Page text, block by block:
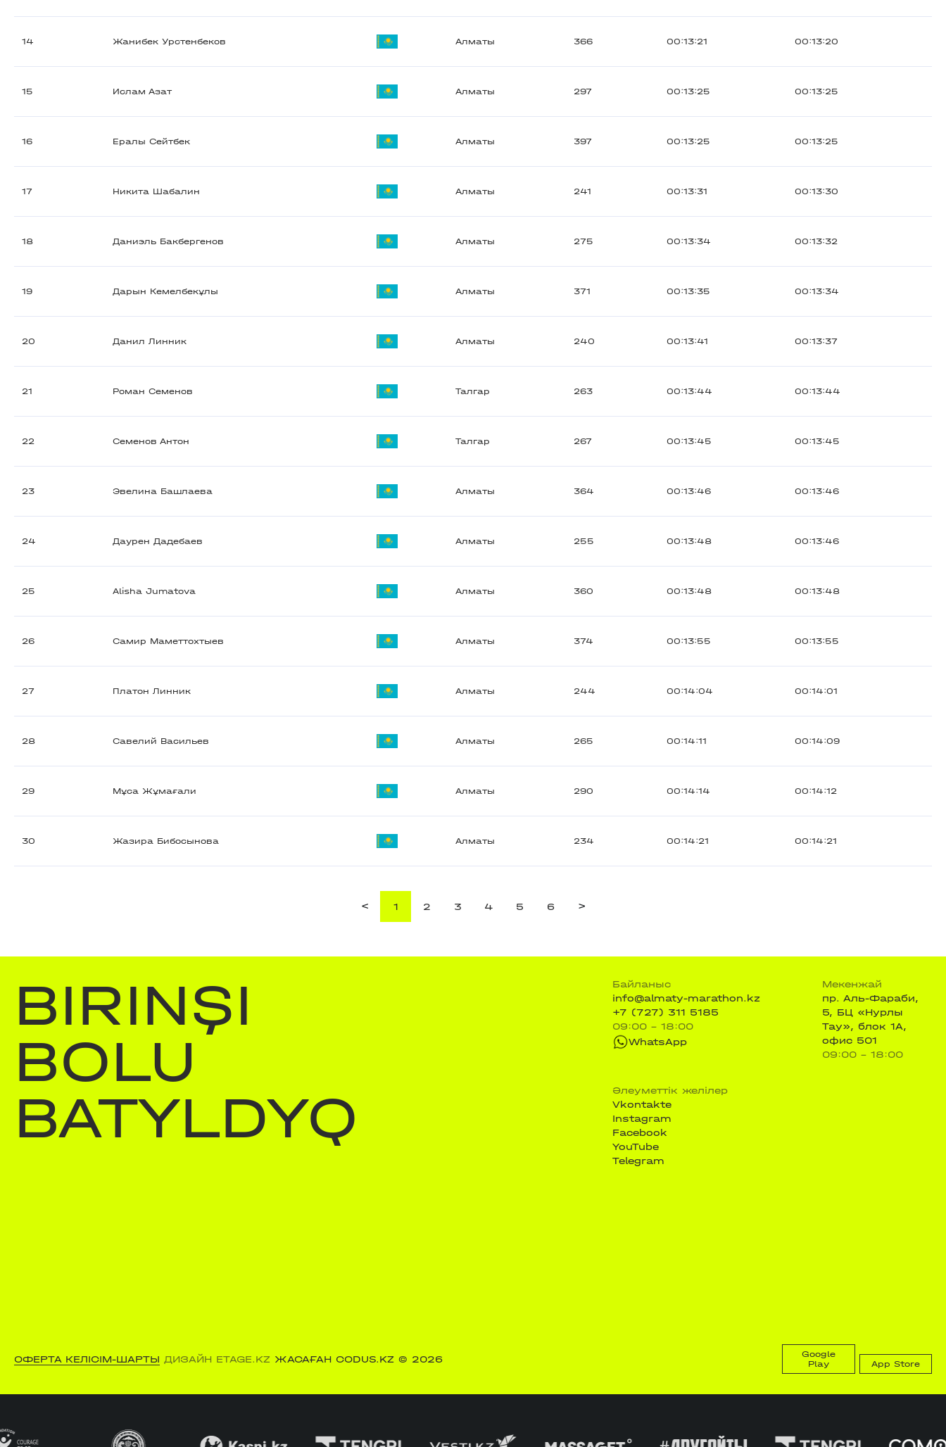
14 Жанибек Урстенбеков Алматы 366 00:13:21 00:13:20
15 Ислам Азат Алматы 297 00:13:25 00:13:25
16 Ералы Сейтбек Алматы 397 00:13:25 00:13:25
17 Никита Шабалин Алматы 241 00:13:31 00:13:30
18 Даниэль Бакбергенов Алматы 275 00:13:34 00:13:32
19 Дарын Кемелбекұлы Алматы 371 00:13:35 00:13:34
20 Данил Линник Алматы 240 00:13:41 00:13:37
21 Роман Семенов Талгар 263 00:13:44 00:13:44
22 Семенов Антон Талгар 267 00:13:45 00:13:45
23 Эвелина Башлаева Алматы 364 00:13:46 00:13:46
24 Даурен Дадебаев Алматы 255 00:13:48 00:13:46
25 Alisha Jumatova Алматы 360 00:13:48 00:13:48
26 Самир Маметтохтыев Алматы 374 00:13:55 00:13:55
27 Платон Линник Алматы 244 00:14:04 00:14:01
28 Савелий Васильев Алматы 265 00:14:11 00:14:09
29 Мұса Жұмағали Алматы 290 00:14:14 00:14:12
30 Жазира Бибосынова Алматы 234 00:14:21 00:14:21
< 1 2 3 4 5 6 >
BIRINŞI
BOLU
BATYLDYQ
Байланыс
info@almaty-marathon.kz
+7 (727) 311 5185
09:00 - 18:00
WhatsApp
Мекенжай
пр. Аль-Фараби,
5, БЦ «Нурлы
Тау», блок 1А,
офис 501
09:00 - 18:00
Әлеуметтік желілер
Vkontakte
Instagram
Facebook
YouTube
Telegram
ОФЕРТА КЕЛІСІМ-ШАРТЫ ДИЗАЙН ETAGE.KZ ЖАСАҒАН CODUS.KZ © 2026
Google
Play
App Store